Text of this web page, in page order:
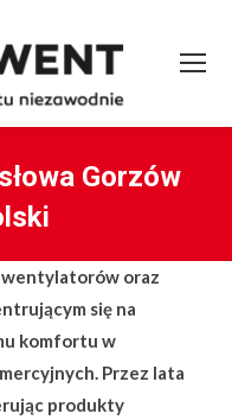
Gorzów
wentylatorów oraz
się na
komfortu w
Przez lata
produkty